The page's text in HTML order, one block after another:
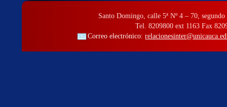
Santo Domingo, calle 5ª Nº 4 – 70, segundo
Tel. 8209800 ext 1163 Fax
Correo electrónico: